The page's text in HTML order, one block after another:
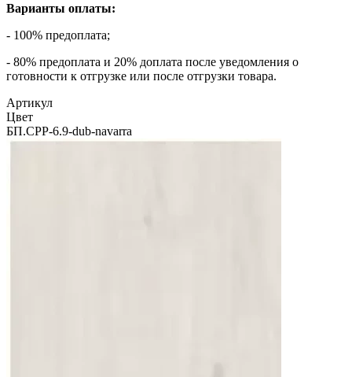
Варианты оплаты:
- 100% предоплата;
- 80% предоплата и 20% доплата после уведомления о
готовности к отгрузке или после отгрузки товара.
Артикул
Цвет
БП.СРР-6.9-dub-navarra